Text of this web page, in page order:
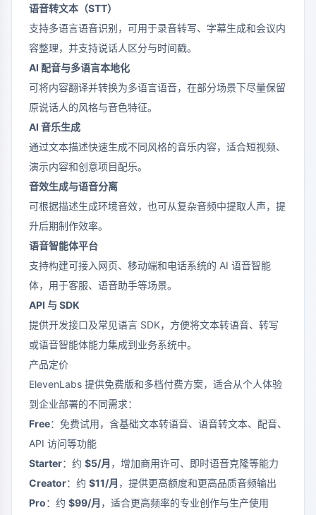
语音转文本（STT）
支持多语言语音识别，可用于录音转写、字幕生成和会议内
容整理，并支持说话人区分与时间戳。
AI 配音与多语言本地化
可将内容翻译并转换为多语言语音，在部分场景下尽量保留
原说话人的风格与音色特征。
AI 音乐生成
通过文本描述快速生成不同风格的音乐内容，适合短视频、
演示内容和创意项目配乐。
音效生成与语音分离
可根据描述生成环境音效，也可从复杂音频中提取人声，提
升后期制作效率。
语音智能体平台
支持构建可接入网页、移动端和电话系统的 AI 语音智能
体，用于客服、语音助手等场景。
API 与 SDK
提供开发接口及常见语言 SDK，方便将文本转语音、转写
或语音智能体能力集成到业务系统中。
产品定价
ElevenLabs 提供免费版和多档付费方案，适合从个人体验
到企业部署的不同需求：
Free：免费试用，含基础文本转语音、语音转文本、配音、
API 访问等功能
Starter：约 $5/月 ，增加商用许可、即时语音克隆等能力
Creator：约 $11/月 ，提供更高额度和更高品质音频输出
Pro：约 $99/月 ，适合更高频率的专业创作与生产使用